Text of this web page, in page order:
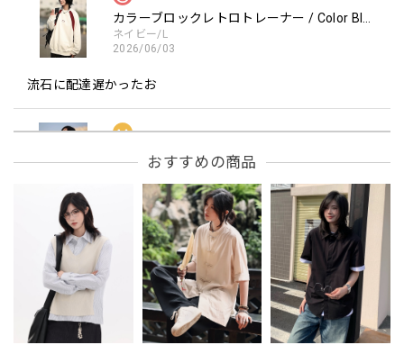
ネイビー/L
2026/06/03
流石に配達遅かったお
レッド/L
2026/05/30
ブラック/L
2026/05/28
おすすめの商品